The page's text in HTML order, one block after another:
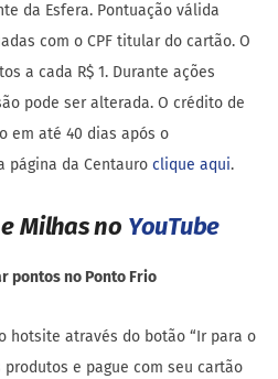
da Esfera. Pontuação válida
com o CPF titular do cartão. O
a cada R$ 1. Durante ações
pode ser alterada. O crédito de
em até 40 dias após o
página da Centauro clique aqui.
Milhas no YouTube
pontos no Ponto Frio
hotsite através do botão “Ir para o
e pague com seu cartão